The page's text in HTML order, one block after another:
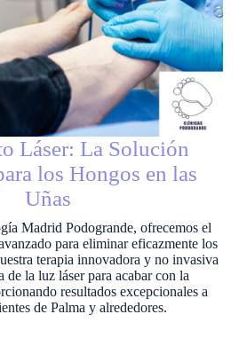
Láser: La Solución
los Hongos en las
Uñas
Madrid Podogrande, ofrecemos el
para eliminar eficazmente los
terapia innovadora y no invasiva
de la luz láser para acabar con la
resultados excepcionales a
de Palma y alrededores.